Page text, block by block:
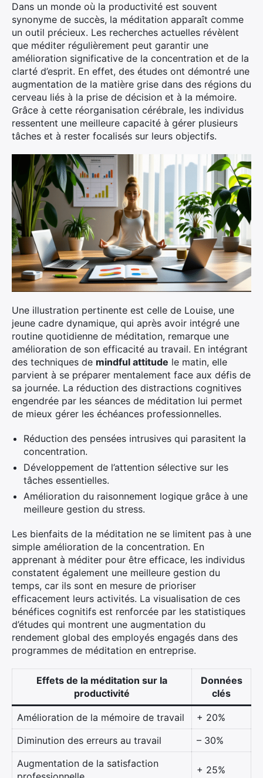
Dans un monde où la productivité est souvent
synonyme de succès, la méditation apparaît comme
un outil précieux. Les recherches actuelles révèlent
que méditer régulièrement peut garantir une
amélioration significative de la concentration et de la
clarté d’esprit. En effet, des études ont démontré une
augmentation de la matière grise dans des régions du
cerveau liés à la prise de décision et à la mémoire.
Grâce à cette réorganisation cérébrale, les individus
ressentent une meilleure capacité à gérer plusieurs
tâches et à rester focalisés sur leurs objectifs.
Une illustration pertinente est celle de Louise, une
jeune cadre dynamique, qui après avoir intégré une
routine quotidienne de méditation, remarque une
amélioration de son efficacité au travail. En intégrant
des techniques de mindful attitude le matin, elle
parvient à se préparer mentalement face aux défis de
sa journée. La réduction des distractions cognitives
engendrée par les séances de méditation lui permet
de mieux gérer les échéances professionnelles.
Réduction des pensées intrusives qui parasitent la
concentration.
Développement de l’attention sélective sur les
tâches essentielles.
Amélioration du raisonnement logique grâce à une
meilleure gestion du stress.
Les bienfaits de la méditation ne se limitent pas à une
simple amélioration de la concentration. En
apprenant à méditer pour être efficace, les individus
constatent également une meilleure gestion du
temps, car ils sont en mesure de prioriser
efficacement leurs activités. La visualisation de ces
bénéfices cognitifs est renforcée par les statistiques
d’études qui montrent une augmentation du
rendement global des employés engagés dans des
programmes de méditation en entreprise.
Effets de la méditation sur la
productivité
Données
clés
Amélioration de la mémoire de travail
+ 20%
Diminution des erreurs au travail
– 30%
Augmentation de la satisfaction
+ 25%